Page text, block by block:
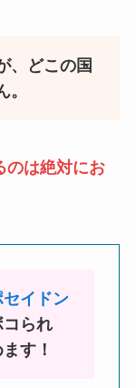
、どこの国
のは絶対にお
イドン
られ
す！